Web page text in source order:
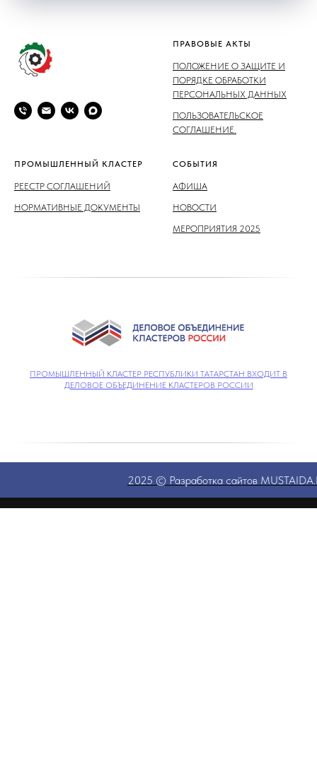
ПРАВОВЫЕ АКТЫ
ПОЛОЖЕНИЕ О ЗАЩИТЕ И
ПОРЯДКЕ ОБРАБОТКИ
ПЕРСОНАЛЬНЫХ ДАННЫХ
ПОЛЬЗОВАТЕЛЬСКОЕ
СОГЛАШЕНИЕ.
ПРОМЫШЛЕННЫЙ КЛАСТЕР
РЕЕСТР СОГЛАШЕНИЙ
НОРМАТИВНЫЕ ДОКУМЕНТЫ
СОБЫТИЯ
АФИША
НОВОСТИ
МЕРОПРИЯТИЯ 2025
ПРОМЫШЛЕННЫЙ КЛАСТЕР РЕСПУБЛИКИ ТАТАРСТАН ВХОДИТ В
ДЕЛОВОЕ ОБЪЕДИНЕНИЕ КЛАСТЕРОВ РОССИИ
2025 © Разработка сайтов